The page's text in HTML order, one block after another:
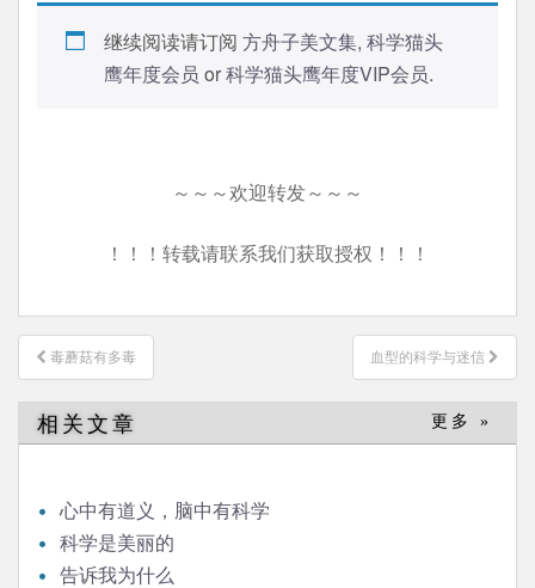
继续阅读请订阅 方舟子美文集, 科学猫头
鹰年度会员 or科学猫头鹰年度VIP会员.
～～～欢迎转发～～～
！！！转载请联系我们获取授权！！！
文
章
导
航
毒蘑菇有多毒 血型的科学与迷信
相关文章 更多 »
心中有道义，脑中有科学
科学是美丽的
告诉我为什么